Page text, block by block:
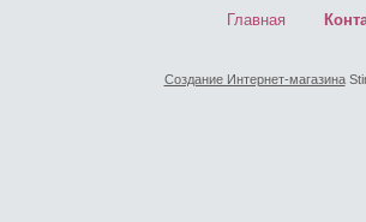
Главная
Создание Интернет-магазина